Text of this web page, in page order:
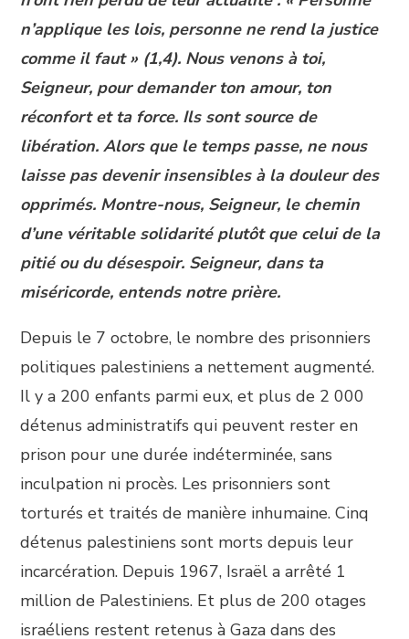
n’applique les lois, personne ne rend la justice
comme il faut » (1,4). Nous venons à toi,
Seigneur, pour demander ton amour, ton
réconfort et ta force. Ils sont source de
libération. Alors que le temps passe, ne nous
laisse pas devenir insensibles à la douleur des
opprimés. Montre-nous, Seigneur, le chemin
d’une véritable solidarité plutôt que celui de la
pitié ou du désespoir. Seigneur, dans ta
miséricorde, entends notre prière.
Depuis le 7 octobre, le nombre des prisonniers
politiques palestiniens a nettement augmenté.
Il y a 200 enfants parmi eux, et plus de 2 000
détenus administratifs qui peuvent rester en
prison pour une durée indéterminée, sans
inculpation ni procès. Les prisonniers sont
torturés et traités de manière inhumaine. Cinq
détenus palestiniens sont morts depuis leur
incarcération. Depuis 1967, Israël a arrêté 1
million de Palestiniens. Et plus de 200 otages
israéliens restent retenus à Gaza dans des